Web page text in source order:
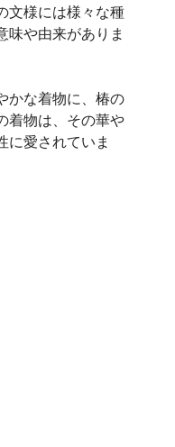
文様には様々な種
味や由来がありま
かな着物に、椿の
着物は、その華や
に愛されていま